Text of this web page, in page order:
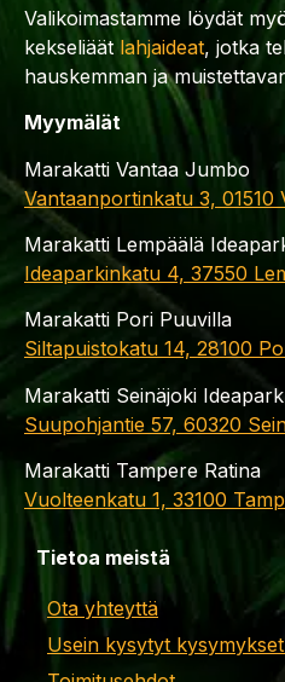
Valikoimastamme löydät
kekseliäätlahjaideat, jotka
hauskemman ja
Myymälät
Marakatti Vantaa Jumbo
Vantaanportinkatu 3, 01510
Marakatti Lempäälä
Ideaparkinkatu 4, 37550
Marakatti Pori Puuvilla
Siltapuistokatu 14, 28100
Marakatti Seinäjoki Ideapark
Suupohjantie 57, 60320
Marakatti Tampere Ratina
Vuolteenkatu 1, 33100
Tietoa meistä
Ota yhteyttä
Usein kysytyt